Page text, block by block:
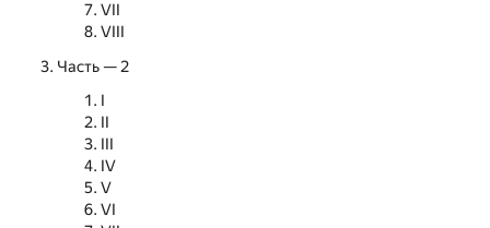
VII
VIII
Часть — 2
I
II
III
IV
V
VI